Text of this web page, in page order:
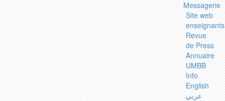
Messagerie
Site web
enseignants
Revue
de Press
Annuaire
UMBB
Info
English
عربي